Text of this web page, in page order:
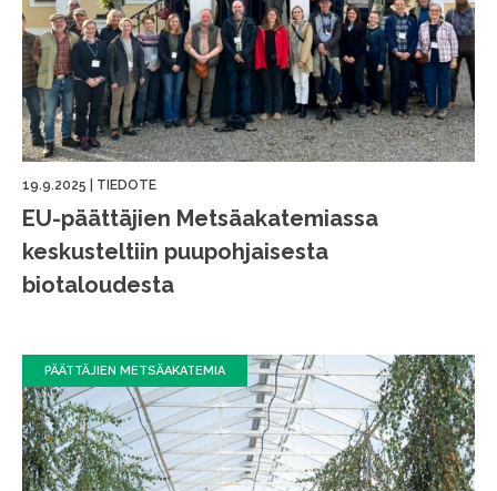
19.9.2025 TIEDOTE
EU-päättäjien Metsäakatemiassa
keskusteltiin puupohjaisesta
biotaloudesta
PÄÄTTÄJIEN METSÄAKATEMIA